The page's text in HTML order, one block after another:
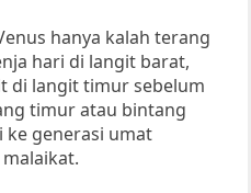
hanya kalah terang
hari di langit barat,
di langit timur sebelum
timur atau bintang
ke generasi umat